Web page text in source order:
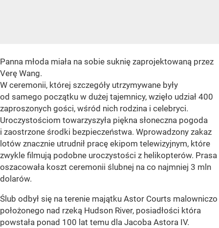
Panna młoda miała na sobie suknię zaprojektowaną przez
Verę Wang.
W ceremonii, której szczegóły utrzymywane były
od samego początku w dużej tajemnicy, wzięło udział 400
zaproszonych gości, wśród nich rodzina i celebryci.
Uroczystościom towarzyszyła piękna słoneczna pogoda
i zaostrzone środki bezpieczeństwa. Wprowadzony zakaz
lotów znacznie utrudnił pracę ekipom telewizyjnym, które
zwykle filmują podobne uroczystości z helikopterów. Prasa
oszacowała koszt ceremonii ślubnej na co najmniej 3 mln
dolarów.
Ślub odbył się na terenie majątku Astor Courts malowniczo
położonego nad rzeką Hudson River, posiadłości która
powstała ponad 100 lat temu dla Jacoba Astora IV.